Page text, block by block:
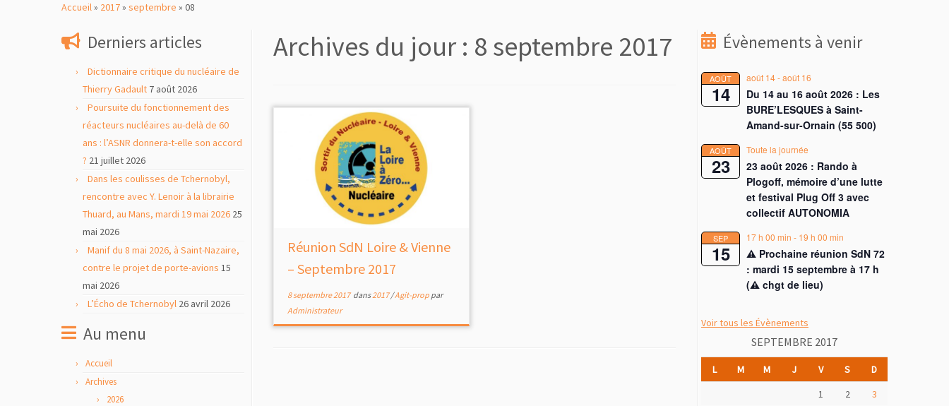
Accueil» 2017» septembre » 08
Derniers articles
Dictionnaire critique du nucléaire de
Thierry Gadault 7 août 2026
Poursuite du fonctionnement des
réacteurs nucléaires au-delà de 60
ans : l’ASNR donnera-t-elle son accord
? 21 juillet 2026
Dans les coulisses de Tchernobyl,
rencontre avec Y. Lenoir à la librairie
Thuard, au Mans, mardi 19 mai 2026 25
mai 2026
Manif du 8 mai 2026, à Saint-Nazaire,
contre le projet de porte-avions 15
mai 2026
L’Écho de Tchernobyl 26 avril 2026
Au menu
Accueil
Archives
2026
Archives du jour : 8 septembre 2017
Réunion SdN Loire & Vienne
– Septembre 2017
8 septembre 2017dans2017/Agit-prop par
Administrateur
Évènements à venir
AOÛT
14
août 14-août 16
Du 14 au 16 août 2026 : Les
BURE’LESQUES à Saint-
Amand-sur-Ornain (55 500)
AOÛT
23
Toute la journée
23 août 2026 : Rando à
Plogoff, mémoire d’une lutte
et festival Plug Off 3 avec
collectif AUTONOMIA
SEP
15
17 h 00 min - 19 h 00 min
⚠︎ Prochaine réunion SdN 72
: mardi 15 septembre à 17 h
(⚠︎ chgt de lieu)
Voir tous les Évènements
SEPTEMBRE 2017
L M M J V S
D
1
2
3